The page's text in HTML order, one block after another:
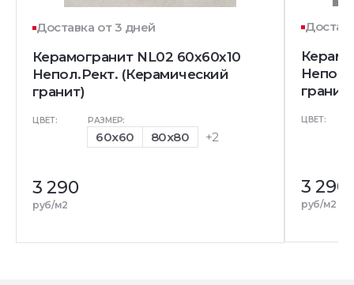
Доставка от 3 дней
Керамогранит NL02 60x60x10
Непол.Рект. (Керамический
гранит)
ЦВЕТ: РАЗМЕР:
60x60 80x80 +2
3 290
руб/м2
гранит)
ЦВЕТ:
3 290
руб/м2